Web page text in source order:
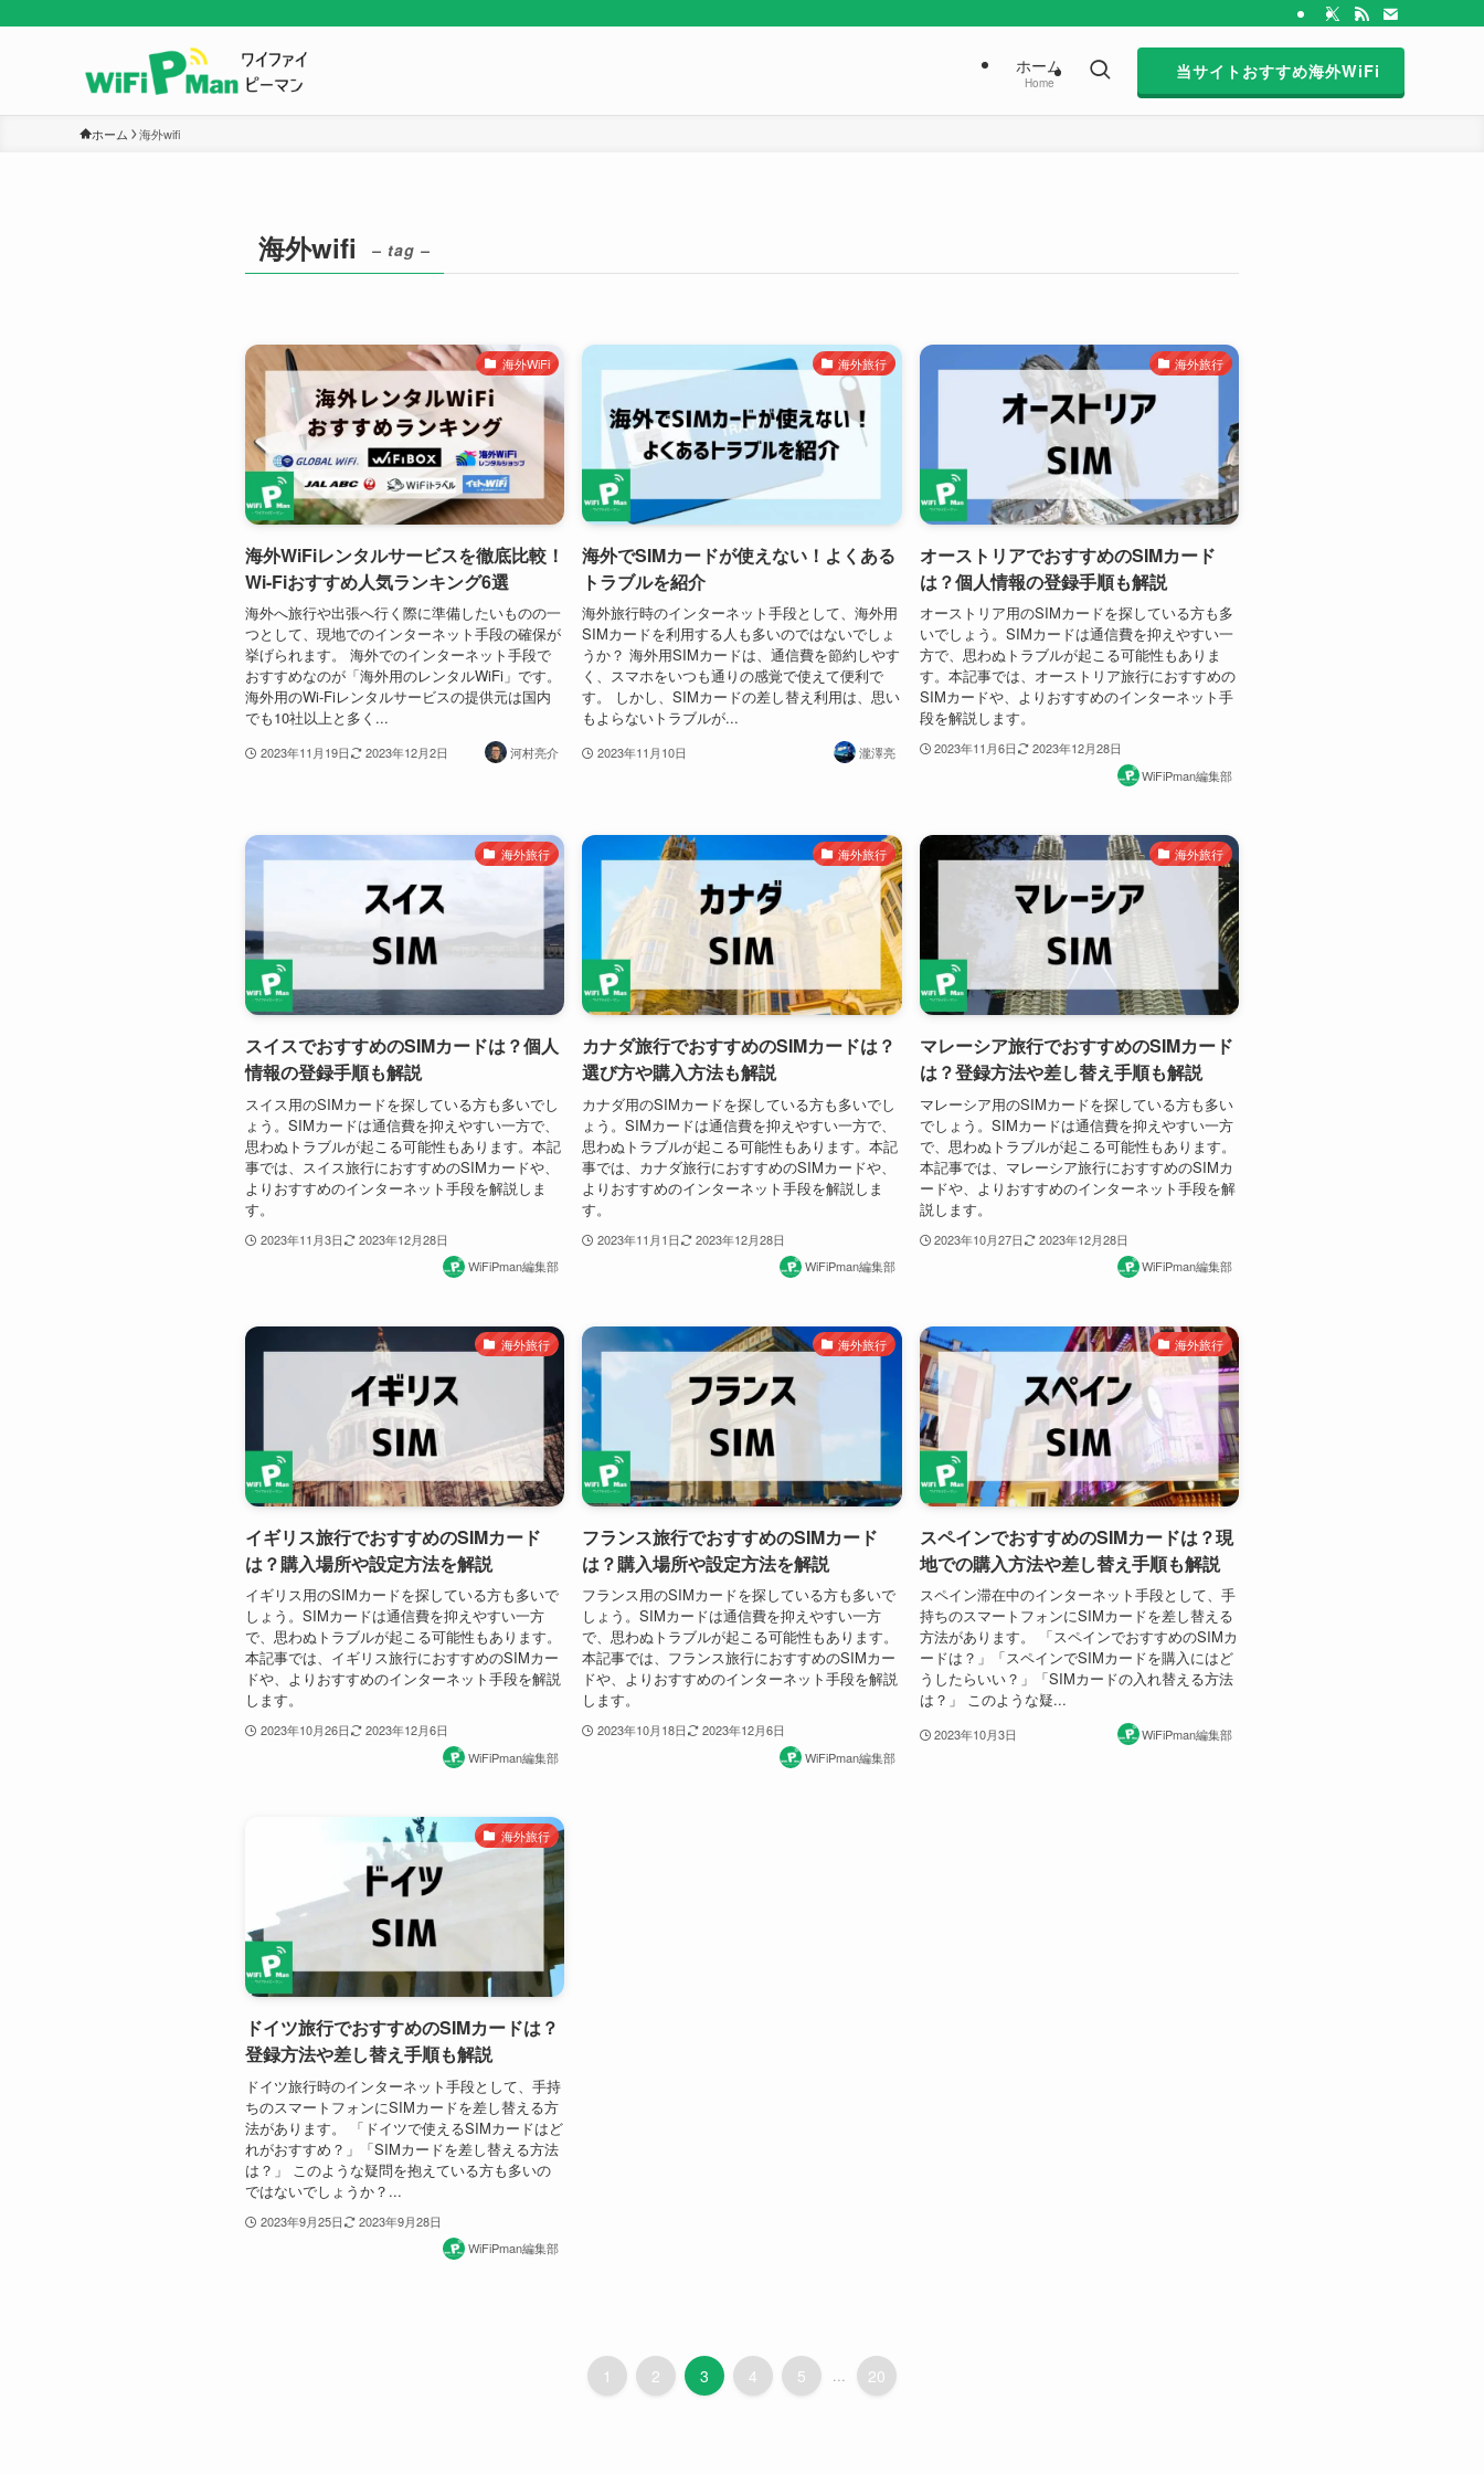
ホーム
Home
当サイトおすすめ海外WiFi
ホーム 海外wifi
海外wifi – tag –
海外WiFi
海外WiFiレンタルサービスを徹底比較！
Wi-Fiおすすめ人気ランキング6選
海外へ旅行や出張へ行く際に準備したいものの一
つとして、現地でのインターネット手段の確保が
挙げられます。 海外でのインターネット手段で
おすすめなのが「海外用のレンタルWiFi」です。
海外用のWi-Fiレンタルサービスの提供元は国内
でも10社以上と多く...
2023年11月19日 2023年12月2日 河村亮介
海外旅行
海外でSIMカードが使えない！よくある
トラブルを紹介
海外旅行時のインターネット手段として、海外用
SIMカードを利用する人も多いのではないでしょ
うか？ 海外用SIMカードは、通信費を節約しやす
く、スマホをいつも通りの感覚で使えて便利で
す。 しかし、SIMカードの差し替え利用は、思い
もよらないトラブルが...
2023年11月10日 瀧澤亮
海外旅行
オーストリアでおすすめのSIMカード
は？個人情報の登録手順も解説
オーストリア用のSIMカードを探している方も多
いでしょう。SIMカードは通信費を抑えやすい一
方で、思わぬトラブルが起こる可能性もありま
す。本記事では、オーストリア旅行におすすめの
SIMカードや、よりおすすめのインターネット手
段を解説します。
2023年11月6日
2023年12月28日
WiFiPman編集部
海外旅行
スイスでおすすめのSIMカードは？個人
情報の登録手順も解説
スイス用のSIMカードを探している方も多いでし
ょう。SIMカードは通信費を抑えやすい一方で、
思わぬトラブルが起こる可能性もあります。本記
事では、スイス旅行におすすめのSIMカードや、
よりおすすめのインターネット手段を解説しま
す。
2023年11月3日
2023年12月28日
WiFiPman編集部
海外旅行
カナダ旅行でおすすめのSIMカードは？
選び方や購入方法も解説
カナダ用のSIMカードを探している方も多いでし
ょう。SIMカードは通信費を抑えやすい一方で、
思わぬトラブルが起こる可能性もあります。本記
事では、カナダ旅行におすすめのSIMカードや、
よりおすすめのインターネット手段を解説しま
す。
2023年11月1日
2023年12月28日
WiFiPman編集部
海外旅行
マレーシア旅行でおすすめのSIMカード
は？登録方法や差し替え手順も解説
マレーシア用のSIMカードを探している方も多い
でしょう。SIMカードは通信費を抑えやすい一方
で、思わぬトラブルが起こる可能性もあります。
本記事では、マレーシア旅行におすすめのSIMカ
ードや、よりおすすめのインターネット手段を解
説します。
2023年10月27日
2023年12月28日
WiFiPman編集部
海外旅行
イギリス旅行でおすすめのSIMカード
は？購入場所や設定方法を解説
イギリス用のSIMカードを探している方も多いで
しょう。SIMカードは通信費を抑えやすい一方
で、思わぬトラブルが起こる可能性もあります。
本記事では、イギリス旅行におすすめのSIMカー
ドや、よりおすすめのインターネット手段を解説
します。
2023年10月26日
2023年12月6日
WiFiPman編集部
海外旅行
フランス旅行でおすすめのSIMカード
は？購入場所や設定方法を解説
フランス用のSIMカードを探している方も多いで
しょう。SIMカードは通信費を抑えやすい一方
で、思わぬトラブルが起こる可能性もあります。
本記事では、フランス旅行におすすめのSIMカー
ドや、よりおすすめのインターネット手段を解説
します。
2023年10月18日
2023年12月6日
WiFiPman編集部
海外旅行
スペインでおすすめのSIMカードは？現
地での購入方法や差し替え手順も解説
スペイン滞在中のインターネット手段として、手
持ちのスマートフォンにSIMカードを差し替える
方法があります。 「スペインでおすすめのSIMカ
ードは？」「スペインでSIMカードを購入にはど
うしたらいい？」「SIMカードの入れ替える方法
は？」 このような疑...
2023年10月3日 WiFiPman編集部
海外旅行
ドイツ旅行でおすすめのSIMカードは？
登録方法や差し替え手順も解説
ドイツ旅行時のインターネット手段として、手持
ちのスマートフォンにSIMカードを差し替える方
法があります。 「ドイツで使えるSIMカードはど
れがおすすめ？」「SIMカードを差し替える方法
は？」 このような疑問を抱えている方も多いの
ではないでしょうか？...
2023年9月25日
2023年9月28日
WiFiPman編集部
1 2 3 4 5 ... 20